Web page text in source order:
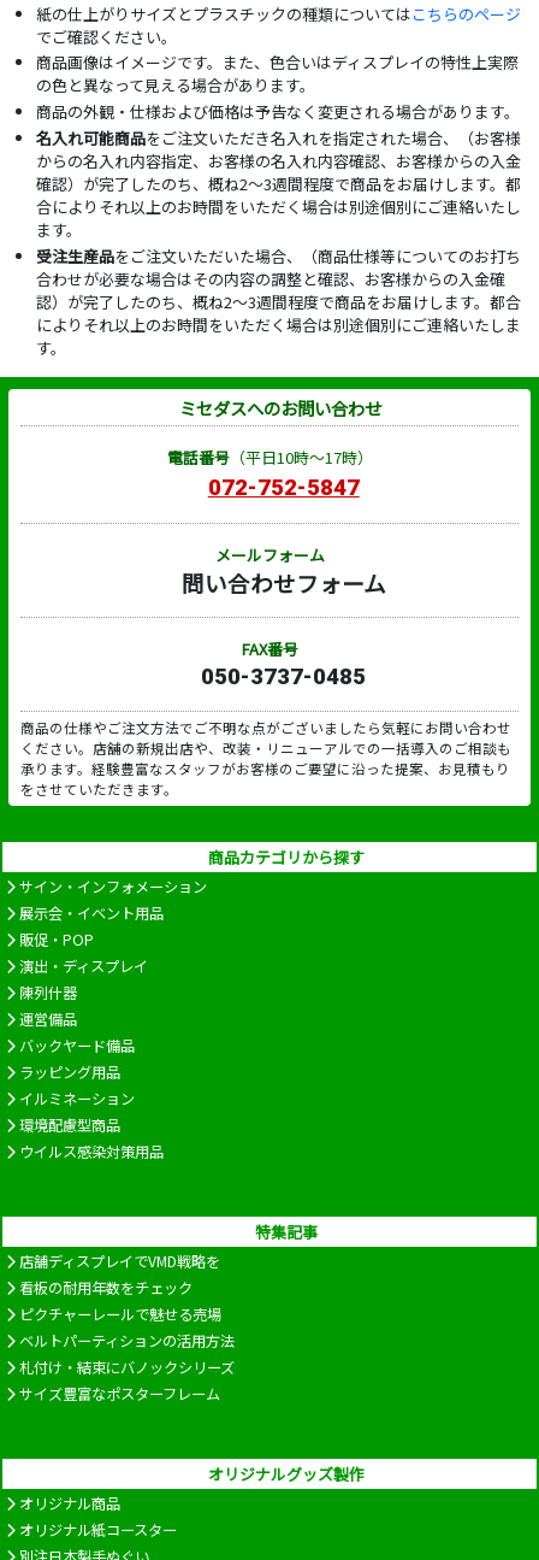
紙の仕上がりサイズとプラスチックの種類についてはこちらのページ
でご確認ください。
商品画像はイメージです。また、色合いはディスプレイの特性上実際
の色と異なって見える場合があります。
商品の外観・仕様および価格は予告なく変更される場合があります。
名入れ可能商品をご注文いただき名入れを指定された場合、（お客様
からの名入れ内容指定、お客様の名入れ内容確認、お客様からの入金
確認）が完了したのち、概ね2～3週間程度で商品をお届けします。都
合によりそれ以上のお時間をいただく場合は別途個別にご連絡いたし
ます。
受注生産品をご注文いただいた場合、（商品仕様等についてのお打ち
合わせが必要な場合はその内容の調整と確認、お客様からの入金確
認）が完了したのち、概ね2～3週間程度で商品をお届けします。都合
によりそれ以上のお時間をいただく場合は別途個別にご連絡いたしま
す。
ミセダスへのお問い合わせ
電話番号（平日10時～17時）
072-752-5847
メールフォーム
問い合わせフォーム
FAX番号
050-3737-0485
商品の仕様やご注文方法でご不明な点がございましたら気軽にお問い合わせ
ください。店舗の新規出店や、改装・リニューアルでの一括導入のご相談も
承ります。経験豊富なスタッフがお客様のご要望に沿った提案、お見積もり
をさせていただきます。
商品カテゴリから探す
サイン・インフォメーション
展示会・イベント用品
販促・POP
演出・ディスプレイ
陳列什器
運営備品
バックヤード備品
ラッピング用品
イルミネーション
環境配慮型商品
ウイルス感染対策用品
特集記事
店舗ディスプレイでVMD戦略を
看板の耐用年数をチェック
ピクチャーレールで魅せる売場
ベルトパーティションの活用方法
札付け・結束にバノックシリーズ
サイズ豊富なポスターフレーム
オリジナルグッズ製作
オリジナル商品
オリジナル紙コースター